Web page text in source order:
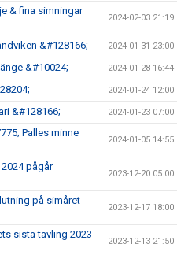
& fina simningar
2024-02-03 21:19
&#128166; 2024-01-31 23:00
&#10024; 2024-01-28 16:44
2024-01-24 12:00
&#128166; 2024-01-23 07:00
Palles minne
2024-01-05 14:55
pågår
2023-12-20 05:00
på simåret
2023-12-17 18:00
sista tävling 2023
2023-12-13 21:50